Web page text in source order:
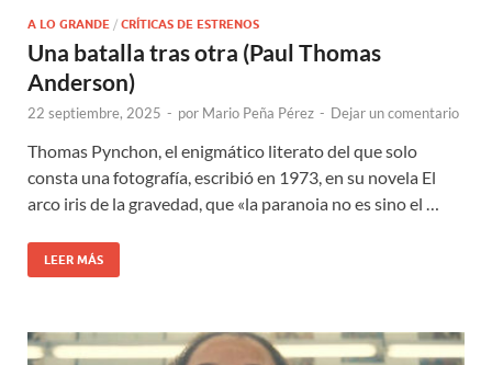
A LO GRANDE / CRÍTICAS DE ESTRENOS
Una batalla tras otra (Paul Thomas
Anderson)
22 septiembre, 2025 - por Mario Peña Pérez - Dejar un comentario
Thomas Pynchon, el enigmático literato del que solo
consta una fotografía, escribió en 1973, en su novela El
arco iris de la gravedad, que «la paranoia no es sino el …
LEER MÁS